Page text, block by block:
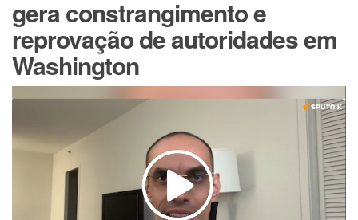
gera constrangimento e
reprovação de autoridades em
Washington